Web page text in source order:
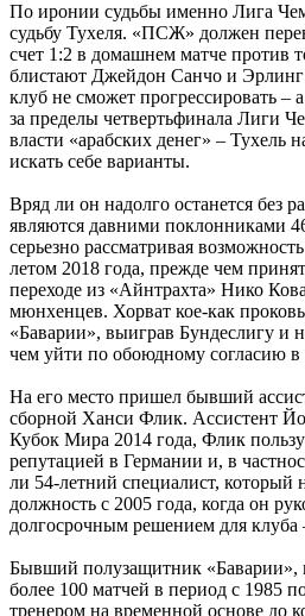
По иронии судьбы именно Лига
судьбу Тухеля. «ПСЖ» должен
счет 1:2 в домашнем матче против
блистают Джейдон Санчо и
клуб не сможет прогрессировать –
за пределы четвертьфинала Лиги
власти «арабских денег» – Тухель
искать себе варианты.
Вряд ли он надолго останется без
являются давними поклонниками
серьезно рассматривая
летом 2018 года, прежде чем
переходе из «Айнтрахта» Нико
мюнхенцев. Хорват кое-как
«Баварии», выиграв Бундеслигу и
чем уйти по обоюдному согласию в
На его место пришел бывший
сборной Ханси Флик. Ассистент
Кубок Мира 2014 года, Флик
репутацией в Германии и, в
ли 54-летний специалист, который
должность с 2005 года, когда он
долгосрочным решением для клуба
Бывший полузащитник «Баварии»,
более 100 матчей в период с 1985
тренером на временной основе до